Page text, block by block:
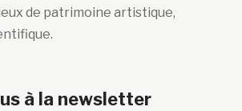
de patrimoine artistique,
à la newsletter